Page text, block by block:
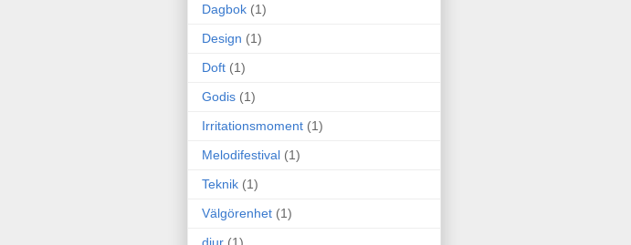
Dagbok (1)
Design (1)
Doft (1)
Godis (1)
Irritationsmoment (1)
Melodifestival (1)
Teknik (1)
Välgörenhet (1)